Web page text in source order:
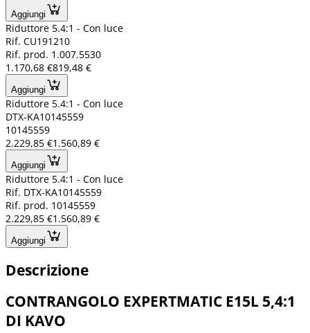
Aggiungi
Riduttore 5.4:1 - Con luce
Rif. CU191210
Rif. prod. 1.007.5530
1.170,68 €819,48 €
Aggiungi
Riduttore 5.4:1 - Con luce
DTX-KA10145559
10145559
2.229,85 €1.560,89 €
Aggiungi
Riduttore 5.4:1 - Con luce
Rif. DTX-KA10145559
Rif. prod. 10145559
2.229,85 €1.560,89 €
Aggiungi
Descrizione
CONTRANGOLO EXPERTMATIC E15L 5,4:1
DI KAVO